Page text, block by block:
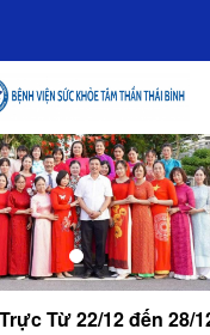
Từ 22/12 đến 28/